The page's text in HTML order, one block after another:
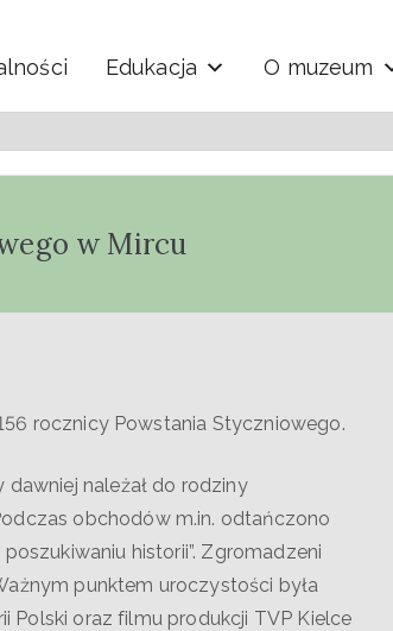
Edukacja O muzeum
w Mircu
rocznicy Powstania Styczniowego.
należał do rodziny
obchodów m.in. odtańczono
historii”. Zgromadzeni
punktem uroczystości była
Polski oraz filmu produkcji TVP Kielce